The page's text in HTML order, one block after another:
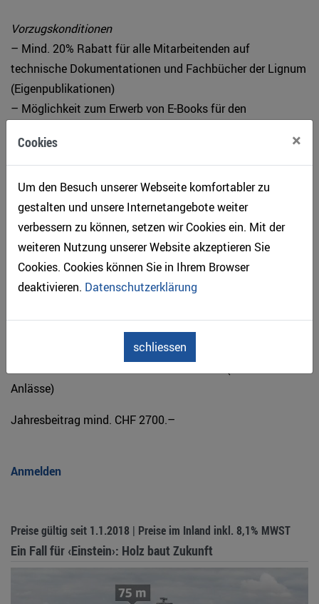
Cookies ×
Um den Besuch unserer Webseite komfortabler zu
gestalten und unsere Internetangebote weiter
verbessern zu können, setzen wir Cookies ein. Mit der
weiteren Nutzung unserer Website akzeptieren Sie
Cookies. Cookies können Sie in Ihrem Browser
deaktivieren. Datenschutzerklärung
schliessen
Vorzugskonditionen
– Mind. 20% Rabatt für alle Mitarbeitenden auf
technische Dokumentationen und Fachbücher der Lignum
(Eigenpublikationen)
– Möglichkeit zum Erwerb von E-Books für den
Wasserzeichen in zwei Lizenzstufen zur Einbindung in das
unternehmenseigene Wissensmanagement (ausgewähltes
Sortiment von Lignum-Eigenpublikationen)
– 20% Rabatt auf Kursangebote für alle Mitarbeitenden
– Kostenloser Firmeneintrag auf der Lignum-Website
– Nennung als Partner im Internet: Logo auf der
Einstiegsseite von www.lignum.chmit Link auf eigene
Website
– Einbindung in das umfassende Netzwerk der Lignum
Anlässe)
Jahresbeitrag mind. CHF 2700.–
Anmelden
Preise gültig seit 1.1.2018 | Preise im Inland inkl. 8,1% MWST
Ein Fall für ‹Einstein›: Holz baut Zukunft